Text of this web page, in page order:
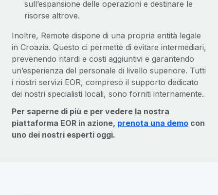
sull’espansione delle operazioni e destinare le
risorse altrove.
Inoltre, Remote dispone di una propria entità legale
in Croazia. Questo ci permette di evitare intermediari,
prevenendo ritardi e costi aggiuntivi e garantendo
un’esperienza del personale di livello superiore. Tutti
i nostri servizi EOR, compreso il supporto dedicato
dei nostri specialisti locali, sono forniti internamente.
Per saperne di più e per vedere la nostra
piattaforma EOR in azione, prenota una demo con
uno dei nostri esperti oggi.